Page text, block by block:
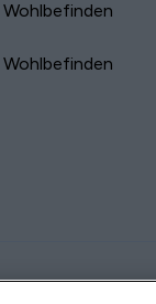
Wohlbefinden
Wohlbefinden